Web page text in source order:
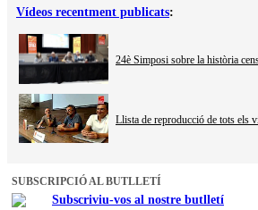
Vídeos recentment publicats:
24è Simposi sobre la història
Llista de reproducció de tots els
SUBSCRIPCIÓ AL BUTLLETÍ
Subscriviu-vos al nostre butlletí